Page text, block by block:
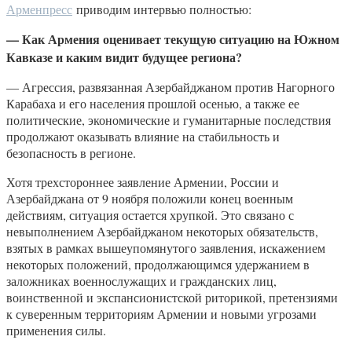
Арменпресс приводим интервью полностью:
— Как Армения оценивает текущую ситуацию на Южном
Кавказе и каким видит будущее региона?
— Агрессия, развязанная Азербайджаном против Нагорного
Карабаха и его населения прошлой осенью, а также ее
политические, экономические и гуманитарные последствия
продолжают оказывать влияние на стабильность и
безопасность в регионе.
Хотя трехстороннее заявление Армении, России и
Азербайджана от 9 ноября положили конец военным
действиям, ситуация остается хрупкой. Это связано с
невыполнением Азербайджаном некоторых обязательств,
взятых в рамках вышеупомянутого заявления, искажением
некоторых положений, продолжающимся удержанием в
заложниках военнослужащих и гражданских лиц,
воинственной и экспансионистской риторикой, претензиями
к суверенным территориям Армении и новыми угрозами
применения силы.